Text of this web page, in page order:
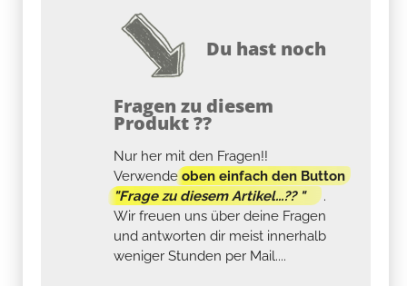
Du hast noch
Fragen zu diesem
Produkt ??
Nur her mit den Fragen!!
Verwendeoben einfach den Button
"Frage zu diesem Artikel...?? "
.
Wir freuen uns über deine Fragen
und antworten dir meist innerhalb
weniger Stunden per Mail....